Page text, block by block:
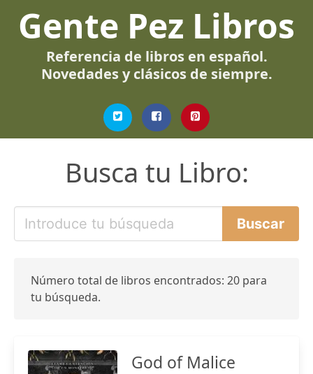
Gente Pez Libros
Referencia de libros en español.
Novedades y clásicos de siempre.
Busca tu Libro:
Número total de libros encontrados: 20 para
tu búsqueda.
God of Malice